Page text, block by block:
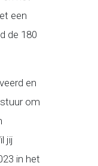
een
de 180
en
om
jij
in het